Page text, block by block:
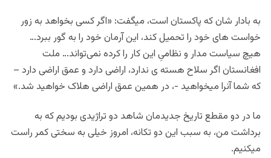
به بادار شان که پاکستان است، میگفت: «اگر کسی بخواهد به زور
خواست های خود را تحمیل کند، این آرمان خود را به گور ببرد…
هیچ سیاست مدار و نظامیِ این کار را کرده نمی‌تواند… ملت
افغانستان اگر سلاح هسته ی ندارد، اراضی دارد و عمق اراضی دارد –
که شما آنرا میخواهید -، در همین عمق اراضی هلاک خواهید شد.»
ما در دو مقطع تاریخ جدیدمان شاهد دو تراژیدی بودیم که به
برداشت من، به سبب این دو تکانه، امروز خیلی به سختی کمر راست
میکنیم.